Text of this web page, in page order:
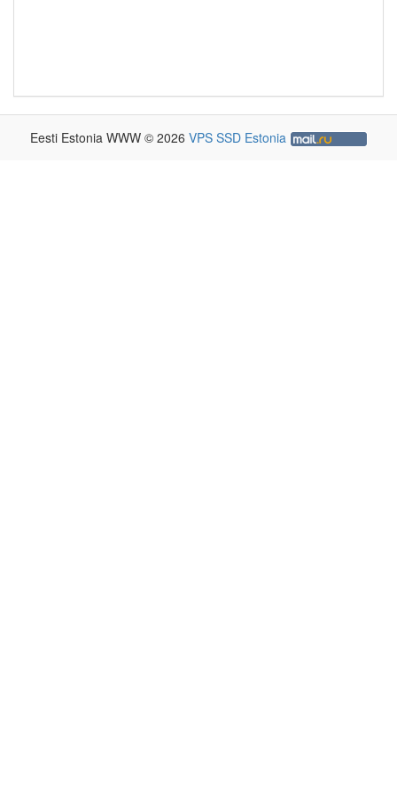
Eesti Estonia WWW © 2026 VPS SSD Estonia